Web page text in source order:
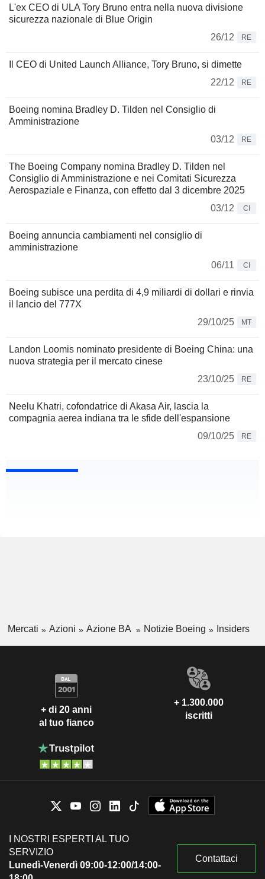
L'ex CEO di ULA Tory Bruno entra nella nuova divisione
sicurezza nazionale di Blue Origin
26/12
RE
Il CEO di United Launch Alliance, Tory Bruno, si dimette
22/12
RE
Boeing nomina Bradley D. Tilden nel Consiglio di
Amministrazione
03/12
RE
The Boeing Company nomina Bradley D. Tilden nel
Consiglio di Amministrazione e nei Comitati Sicurezza
Aerospaziale e Finanza, con effetto dal 3 dicembre 2025
03/12
CI
Boeing annuncia cambiamenti nel consiglio di
amministrazione
06/11
CI
Boeing subisce una perdita di 4,9 miliardi di dollari e rinvia
il lancio del 777X
29/10/25
MT
Landon Loomis nominato presidente di Boeing China: una
nuova strategia per il mercato cinese
23/10/25
RE
Neelu Khatri, cofondatrice di Akasa Air, lascia la
compagnia aerea indiana tra le sfide dell'espansione
09/10/25
RE
Mercati Azioni Azione BA Notizie Boeing Insiders
+ di 20 anni
al tuo fianco
+ 1.300.000
iscritti
I NOSTRI ESPERTI AL TUO
SERVIZIO
Lunedì-Venerdì 09:00-12:00/14:00-
Contattaci